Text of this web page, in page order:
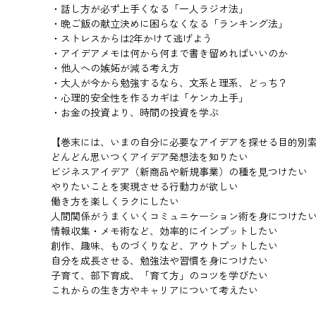
・話し方が必ず上手くなる「一人ラジオ法」
・晩ご飯の献立決めに困らなくなる「ランキング法」
・ストレスからは2年かけて逃げよう
・アイデアメモは何から何まで書き留めればいいのか
・他人への嫉妬が減る考え方
・大人が今から勉強するなら、文系と理系、どっち？
・心理的安全性を作るカギは「ケンカ上手」
・お金の投資より、時間の投資を学ぶ
【巻末には、いまの自分に必要なアイデアを探せる目的別
どんどん思いつくアイデア発想法を知りたい
ビジネスアイデア（新商品や新規事業）の種を見つけたい
やりたいことを実現させる行動力が欲しい
働き方を楽しくラクにしたい
人間関係がうまくいくコミュニケーション術を身につけたい
情報収集・メモ術など、効率的にインプットしたい
創作、趣味、ものづくりなど、アウトプットしたい
自分を成長させる、勉強法や習慣を身につけたい
子育て、部下育成、「育て方」のコツを学びたい
これからの生き方やキャリアについて考えたい